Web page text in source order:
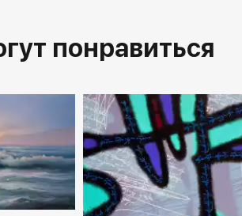
понравиться